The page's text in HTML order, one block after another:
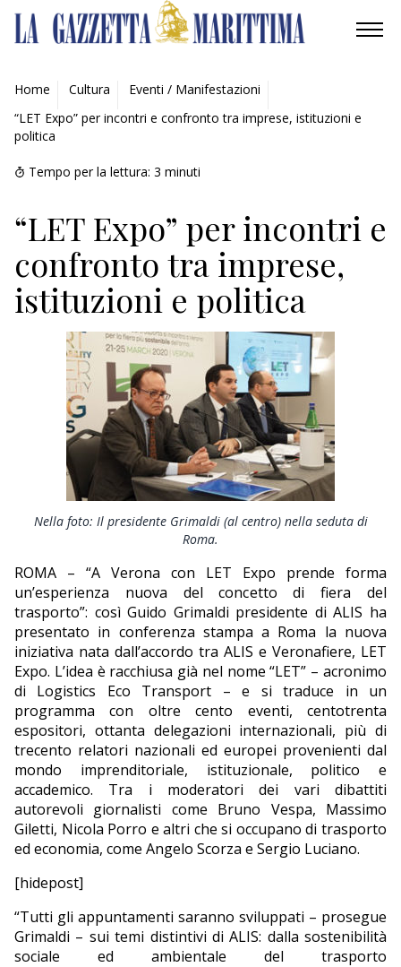
AMBIENTE
MOBILITÀ
INDUSTRIA
RICERCA
ECONOMIA
TURISMO
CULTURA
NAUTICA
EDITORIALI
Home Cultura
Eventi / Manifestazioni
“LET Expo” per incontri e confronto tra imprese, istituzioni e
politica
Tempo per la lettura: 3 minuti
“LET Expo” per incontri e
confronto tra imprese,
istituzioni e politica
Nella foto: Il presidente Grimaldi (al centro) nella seduta di
Roma.
ROMA – “A Verona con LET Expo prende forma
un’esperienza nuova del concetto di fiera del
trasporto”: così Guido Grimaldi presidente di ALIS ha
presentato in conferenza stampa a Roma la nuova
iniziativa nata dall’accordo tra ALIS e Veronafiere, LET
Expo. L’idea è racchiusa già nel nome “LET” – acronimo
di Logistics Eco Transport – e si traduce in un
programma con oltre cento eventi, centotrenta
espositori, ottanta delegazioni internazionali, più di
trecento relatori nazionali ed europei provenienti dal
mondo imprenditoriale, istituzionale, politico e
accademico. Tra i moderatori dei vari dibattiti
autorevoli giornalisti come Bruno Vespa, Massimo
Giletti, Nicola Porro e altri che si occupano di trasporto
ed economia, come Angelo Scorza e Sergio Luciano.
[hidepost]
“Tutti gli appuntamenti saranno sviluppati – prosegue
Grimaldi – sui temi distintivi di ALIS: dalla sostenibilità
sociale ed ambientale del trasporto